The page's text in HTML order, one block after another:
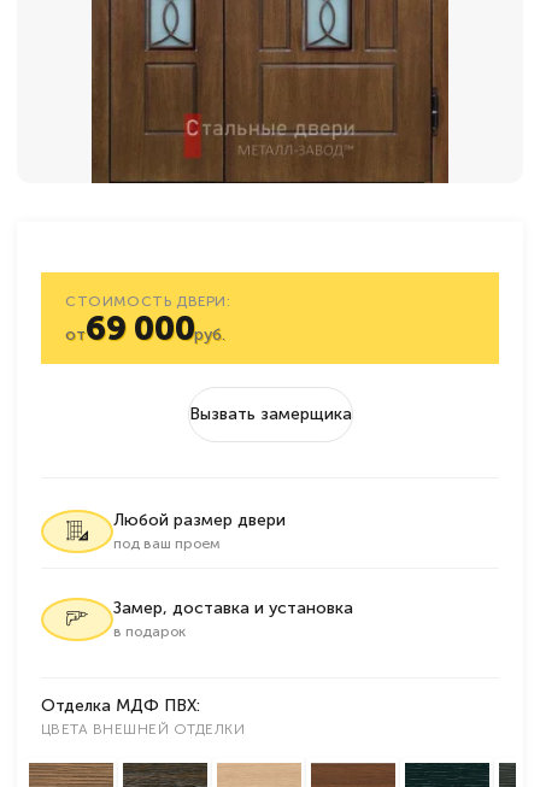
СТОИМОСТЬ ДВЕРИ:
от69 000руб.
Вызвать замерщика
Любой размер двери
под ваш проем
Замер, доставка и установка
в подарок
Отделка МДФ ПВХ:
ЦВЕТА ВНЕШНЕЙ ОТДЕЛКИ